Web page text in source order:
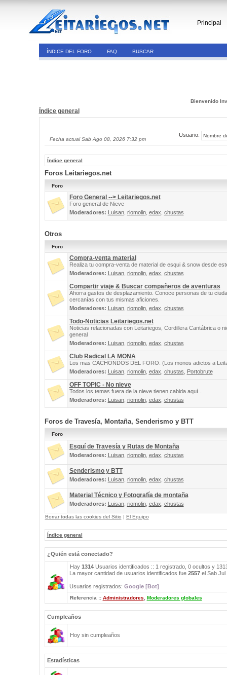
Principal
ÍNDICE DEL FORO FAQ BUSCAR
Bienvenido
Índice general
Fecha actual Sab Ago 08, 2026 7:32 pm
Usuario:
Índice general
Foros Leitariegos.net
Foro
Foro General --> Leitariegos.net
Foro general de Nieve
Moderadores: Luisan, riomolin, edax chustas
Otros
Foro
Compra-venta material
Realiza tu compra-venta de material de esqui & snow desde
Moderadores: Luisan, riomolin, edax chustas
Compartir viaje & Buscar compañeros de aventuras
Ahorra gastos de desplazamiento. Conoce personas de tu
cercanías con tus mismas aficiones.
Moderadores: Luisan, riomolin, edax chustas
Todo-Noticias Leitariegos.net
Noticias relacionadas con Leitariegos, Cordillera Cantábrica o
general
Moderadores: Luisan, riomolin, edax chustas
Club Radical LA MONA
Los mas CACHONDOS DEL FORO. (Los monos adictos a
Moderadores: Luisan, riomolin, edax chustas Portobrute
OFF TOPIC - No nieve
Todos los temas fuera de la nieve tienen cabida aquí...
Moderadores: Luisan, riomolin, edax chustas
Foros de Travesía, Montaña, Senderismo y BTT
Foro
Esquí de Travesía y Rutas de Montaña
Moderadores: Luisan, riomolin, edax chustas
Senderismo y BTT
Moderadores: Luisan, riomolin, edax chustas
Material Técnico y Fotografía de montaña
Moderadores: Luisan, riomolin, edax chustas
Borrar todas las cookies del Sitio | El Equipo
Índice general
¿Quién está conectado?
Hay 1314Usuarios identificados :: 1 registrado, 0 ocultos y
La mayor cantidad de usuarios identificados fue 2557el Sab Jul
Usuarios registrados: Google [Bot]
Referencia :: Administradores Moderadores globales
Cumpleaños
Hoy sin cumpleaños
Estadísticas